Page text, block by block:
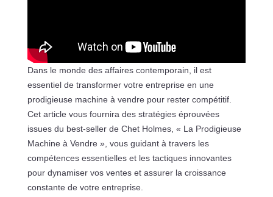
Dans le monde des affaires contemporain, il est
essentiel de transformer votre entreprise en une
prodigieuse machine à vendre pour rester compétitif.
Cet article vous fournira des stratégies éprouvées
issues du best-seller de Chet Holmes, « La Prodigieuse
Machine à Vendre », vous guidant à travers les
compétences essentielles et les tactiques innovantes
pour dynamiser vos ventes et assurer la croissance
constante de votre entreprise.